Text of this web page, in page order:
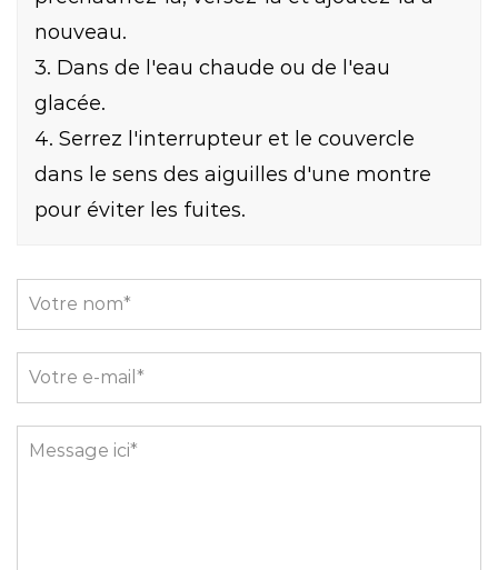
nouveau.
3. Dans de l'eau chaude ou de l'eau
glacée.
4. Serrez l'interrupteur et le couvercle
dans le sens des aiguilles d'une montre
pour éviter les fuites.